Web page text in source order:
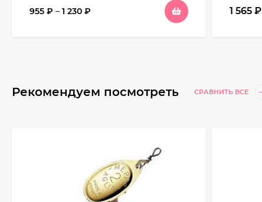
955 ₽ – 1 230 ₽ 1 565₽
Рекомендуем посмотреть СРАВНИТЬ ВСЕ